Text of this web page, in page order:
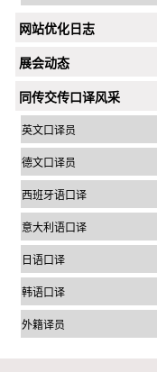
网站优化日志
展会动态
同传交传口译风采
英文口译员
德文口译员
西班牙语口译
意大利语口译
日语口译
韩语口译
外籍译员